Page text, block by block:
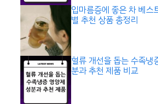
입마름증에 좋은 차 베스
별 추천 상품 총정리
혈류 개선을 돕는 수족냉
분과 추천 제품 비교